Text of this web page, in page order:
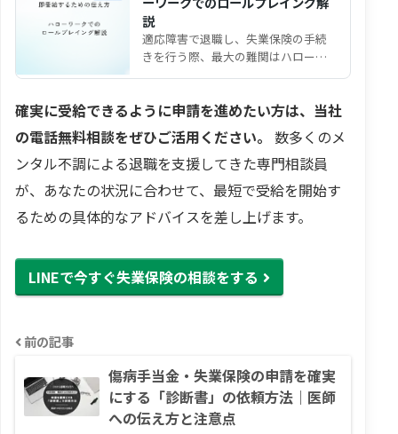
説
適応障害で退職し、失業保険の手続
きを行う際、最大の難関はハローワ
確実に受給できるように申請を進めたい方は、当社
の電話無料相談をぜひご活用ください。 数多くのメ
ンタル不調による退職を支援してきた専門相談員
が、あなたの状況に合わせて、最短で受給を開始す
るための具体的なアドバイスを差し上げます。
LINEで今すぐ失業保険の相談をする
前の記事
傷病手当金・失業保険の申請を確実
にする「診断書」の依頼方法｜医師
への伝え方と注意点